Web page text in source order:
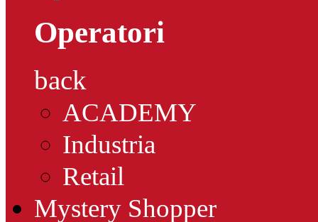
Operatori
back
ACADEMY
Industria
Retail
Mystery Shopper